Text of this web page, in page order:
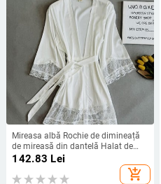
Mireasa albă Rochie de dimineață
de mireasă din dantelă Halat de
baie Kimono pentru damă Lenjerie
de noapte elegantă cu decolteu în V
Lenjerie intimă din satin
142.83 Lei
add_shopping_cart